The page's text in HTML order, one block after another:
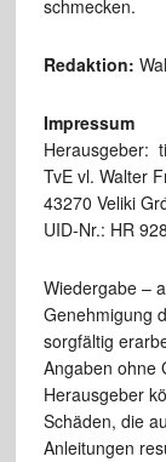
schmecken.
Redaktion:
Impressum
Herausgeber:
TvE vl. Walter
43270 Veliki
UID-Nr.: HR
Wiedergabe –
Genehmigung
sorgfältig
Angaben ohne
Herausgeber
Schäden, die
Anleitungen